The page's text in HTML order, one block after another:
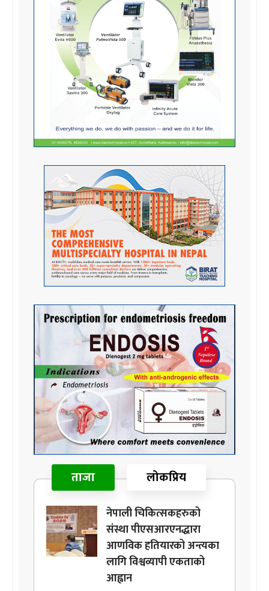
ताजा लोकप्रिय
नेपाली चिकित्सकहरुको
संस्था पीएसआरएनद्धारा
आणविक हतियारको अन्त्यका
लागि विश्वव्यापी एकताको
आह्वान